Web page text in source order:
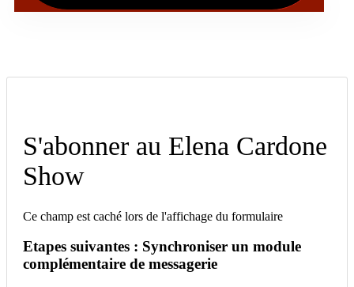
S'abonner au Elena Cardone
Show
Ce champ est caché lors de l'affichage du formulaire
Etapes suivantes : Synchroniser un module
complémentaire de messagerie